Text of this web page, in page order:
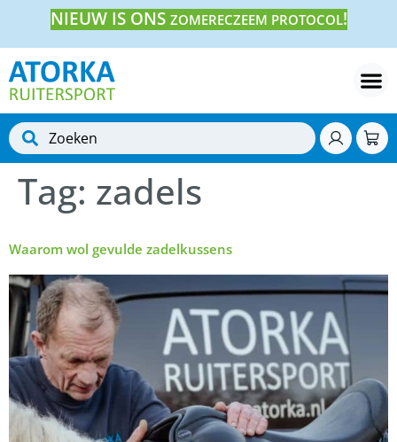
NIEUW IS ONS ZOMERECZEEM PROTOCOL!
Tag: zadels
Waarom wol gevulde zadelkussens